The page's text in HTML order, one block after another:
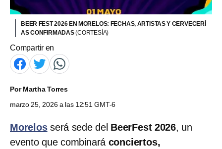
BEER FEST 2026 EN MORELOS: FECHAS, ARTISTAS Y CERVECERÍ
AS CONFIRMADAS(CORTESÍA)
Compartir en
PorMartha Torres
marzo 25, 2026 a las 12:51 GMT-6
Morelosserá sede del BeerFest 2026, un
evento que combinará conciertos,